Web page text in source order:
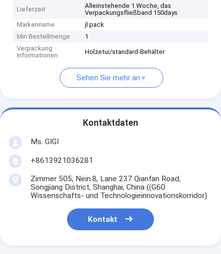
Lieferzeit
Alleinstehende 1 Woche, das
Verpackungsfließband 150days
Markenname
jl pack
Min Bestellmenge
1
Verpackung
Informationen
Holzetui/standard-Behälter
Sehen Sie mehr an
Kontaktdaten
Ms. GIGI
+8613921036281
Zimmer 505, Nein.8, Lane 237 Qianfan Road,
Songjiang District, Shanghai, China ((G60
Wissenschafts- und Technologieinnovationskorridor)
Kontakt